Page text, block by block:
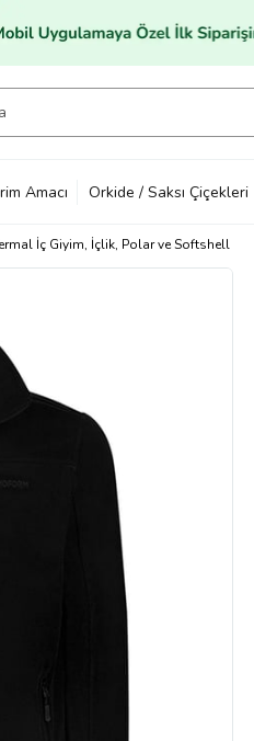
Amacı Orkide / Saksı Çiçekleri
İç Giyim, İçlik, Polar ve Softshell